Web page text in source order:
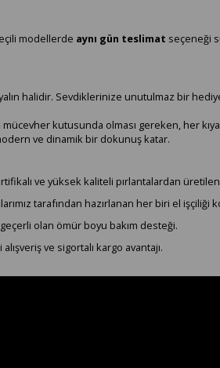
modellerde aynı gün teslimat seçeneği
halidir. Sevdiklerinize unutulmaz bir
mücevher kutusunda olması gereken, her
ve dinamik bir dokunuş katar.
ve yüksek kaliteli pırlantalardan üretilen
tarafından hazırlanan her biri el işçiliği
olan ömür boyu bakım desteği.
ve sigortalı kargo avantajı.